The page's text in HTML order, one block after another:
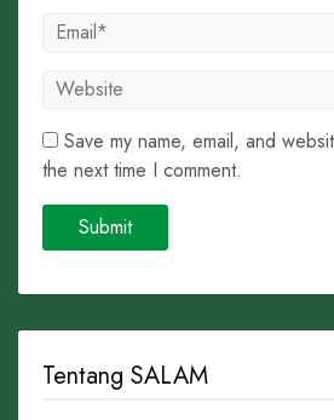
Save my name, email, and
the next time I comment.
Tentang SALAM